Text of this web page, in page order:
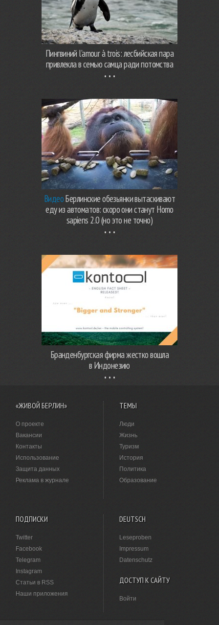
Пингвиний l’amour à trois: лесбийская пара
привлекла в семью самца ради потомства
ВидеоБерлинские обезьянки вытаскивают
еду из автоматов: скоро они станут Homo
sapiens 2.0 (но это не точно)
Бранденбургская фирма жестко вошла
в Индонезию
«ЖИВОЙ БЕРЛИН»
О проекте
Вакансии
Контакты
Использование
Защита данных
Реклама в журнале
ТЕМЫ
Люди
Жизнь
Туризм
История
Политика
Образование
ПОДПИСКИ
Twitter
Facebook
Telegram
Instagram
Статьи в RSS
Наши приложения
DEUTSCH
Leseproben
Impressum
Datenschutz
ДОСТУП К САЙТУ
Войти